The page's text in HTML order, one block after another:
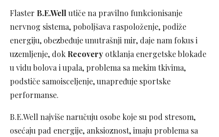
Flaster B.E.Well utiče na pravilno funkcionisanje
nervnog sistema, poboljšava raspoloženje, podiže
energiju, obezbeđuje unutrašnji mir, daje nam fokus i
uzemljenje, dok Recovery otklanja energetske blokade
u vidu bolova i upala, problema sa mekim tkivima,
podstiče samoisceljenje, unapređuje sportske
performanse.
B.E.Well najviše naručuju osobe koje su pod stresom,
osećaju pad energije, anksioznost, imaju problema sa